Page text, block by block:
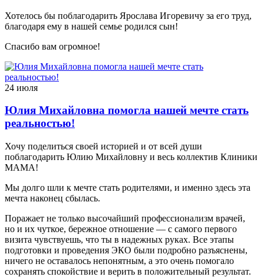
Хотелось бы поблагодарить Ярослава Игоревичу за его труд,
благодаря ему в нашей семье родился сын!
Спасибо вам огромное!
24 июля
Юлия Михайловна помогла нашей мечте стать
реальностью!
Хочу поделиться своей историей и от всей души
поблагодарить Юлию Михайловну и весь коллектив Клиники
МАМА!
Мы долго шли к мечте стать родителями, и именно здесь эта
мечта наконец сбылась.
Поражает не только высочайший профессионализм врачей,
но и их чуткое, бережное отношение — с самого первого
визита чувствуешь, что ты в надежных руках. Все этапы
подготовки и проведения ЭКО были подробно разъяснены,
ничего не оставалось непонятным, а это очень помогало
сохранять спокойствие и верить в положительный результат.